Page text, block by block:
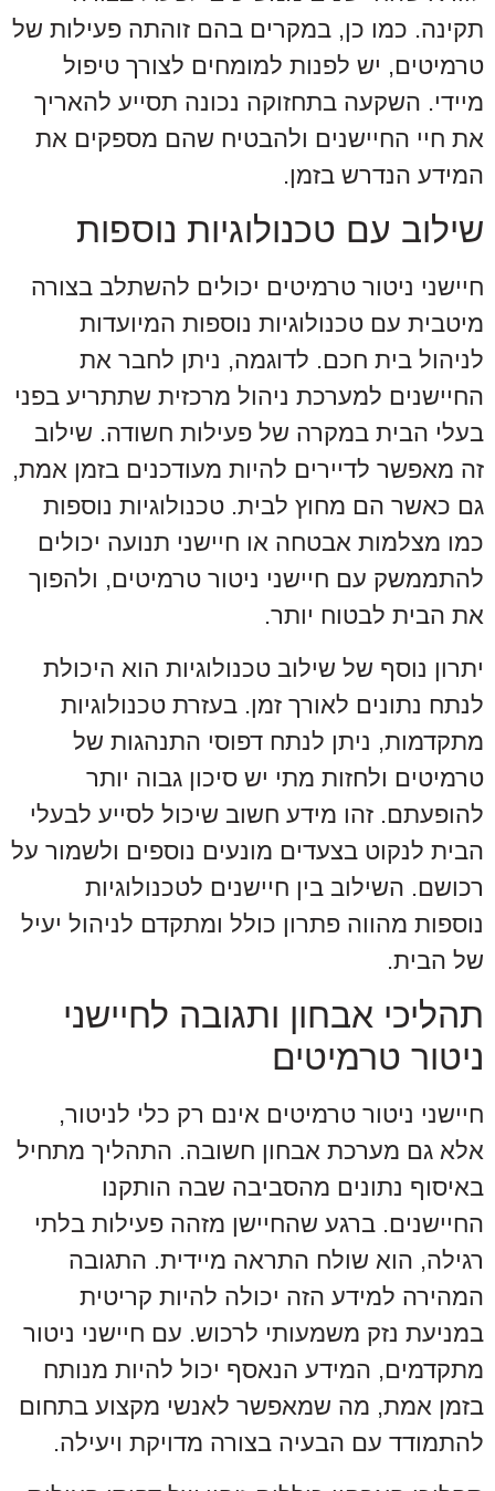
תקינה. כמו כן, במקרים בהם זוהתה פעילות של
טרמיטים, יש לפנות למומחים לצורך טיפול
מיידי. השקעה בתחזוקה נכונה תסייע להאריך
את חיי החיישנים ולהבטיח שהם מספקים את
המידע הנדרש בזמן.
שילוב עם טכנולוגיות נוספות
חיישני ניטור טרמיטים יכולים להשתלב בצורה
מיטבית עם טכנולוגיות נוספות המיועדות
לניהול בית חכם. לדוגמה, ניתן לחבר את
החיישנים למערכת ניהול מרכזית שתתריע בפני
בעלי הבית במקרה של פעילות חשודה. שילוב
זה מאפשר לדיירים להיות מעודכנים בזמן אמת,
גם כאשר הם מחוץ לבית. טכנולוגיות נוספות
כמו מצלמות אבטחה או חיישני תנועה יכולים
להתממשק עם חיישני ניטור טרמיטים, ולהפוך
את הבית לבטוח יותר.
יתרון נוסף של שילוב טכנולוגיות הוא היכולת
לנתח נתונים לאורך זמן. בעזרת טכנולוגיות
מתקדמות, ניתן לנתח דפוסי התנהגות של
טרמיטים ולחזות מתי יש סיכון גבוה יותר
להופעתם. זהו מידע חשוב שיכול לסייע לבעלי
הבית לנקוט בצעדים מונעים נוספים ולשמור על
רכושם. השילוב בין חיישנים לטכנולוגיות
נוספות מהווה פתרון כולל ומתקדם לניהול יעיל
של הבית.
תהליכי אבחון ותגובה לחיישני
ניטור טרמיטים
חיישני ניטור טרמיטים אינם רק כלי לניטור,
אלא גם מערכת אבחון חשובה. התהליך מתחיל
באיסוף נתונים מהסביבה שבה הותקנו
החיישנים. ברגע שהחיישן מזהה פעילות בלתי
רגילה, הוא שולח התראה מיידית. התגובה
המהירה למידע הזה יכולה להיות קריטית
במניעת נזק משמעותי לרכוש. עם חיישני ניטור
מתקדמים, המידע הנאסף יכול להיות מנותח
בזמן אמת, מה שמאפשר לאנשי מקצוע בתחום
להתמודד עם הבעיה בצורה מדויקת ויעילה.